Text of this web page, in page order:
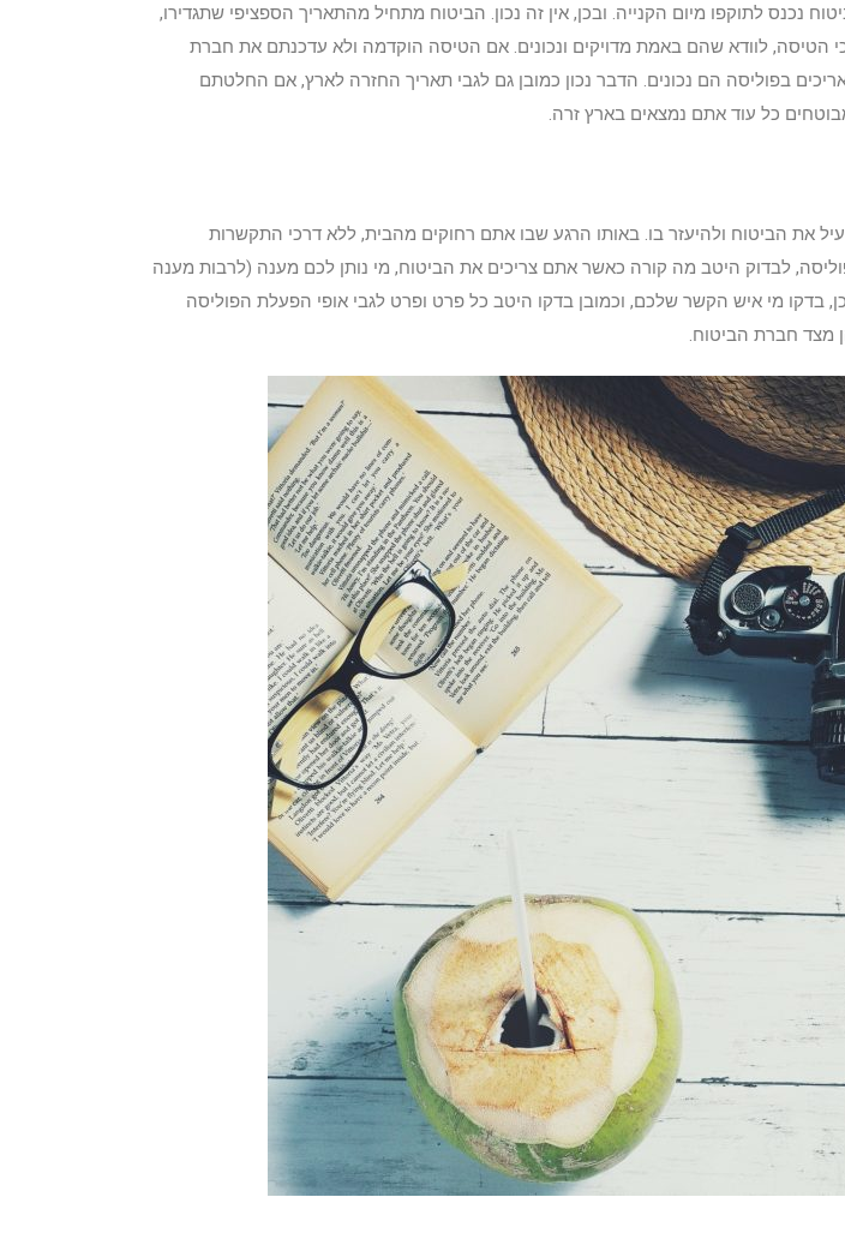
נכנס לתוקפו מיום הקנייה. ובכן, אין זה נכון. הביטוח מתחיל מהתאריך הספציפי שתגדירו,
הטיסה, לוודא שהם באמת מדויקים ונכונים. אם הטיסה הוקדמה ולא עדכנתם את חברת
בפוליסה הם נכונים. הדבר נכון כמובן גם לגבי תאריך החזרה לארץ, אם החלטתם
כל עוד אתם נמצאים בארץ זרה.
את הביטוח ולהיעזר בו. באותו הרגע שבו אתם רחוקים מהבית, ללא דרכי התקשרות
לבדוק היטב מה קורה כאשר אתם צריכים את הביטוח, מי נותן לכם מענה (לרבות מענה
בדקו מי איש הקשר שלכם, וכמובן בדקו היטב כל פרט ופרט לגבי אופי הפעלת הפוליסה
מצד חברת הביטוח.